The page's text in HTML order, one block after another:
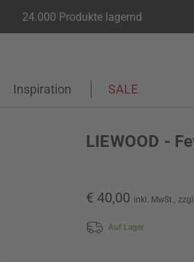
24.000 Produkte lagernd
Inspiration SALE
LIEWOOD -
€ 40,00 inkl. MwSt.,
Auf Lager